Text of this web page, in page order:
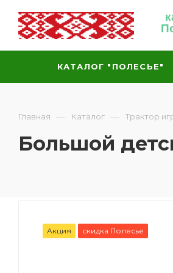
КАТАЛОГ "ПОЛЕСЬЕ"
Главная — Каталог — Трактор
Большой
Акция скидка Полесье